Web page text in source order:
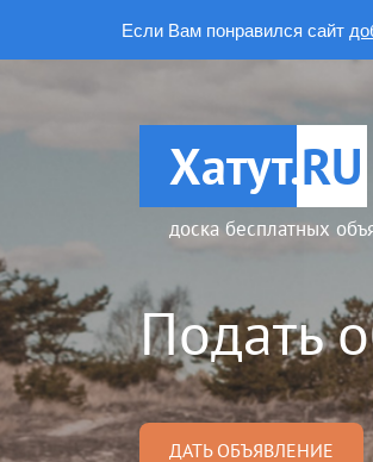
Если Вам понравился сайт
Хатут.RU
доска бесплатных
Подать
ДАТЬ ОБЪЯВЛЕНИЕ